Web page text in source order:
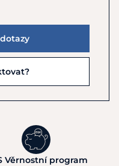
Věrnostní program